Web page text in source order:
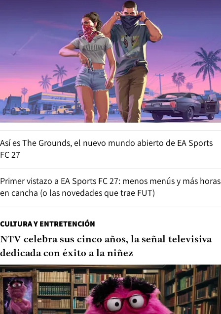
Así es The Grounds, el nuevo mundo abierto de EA Sports
FC 27
Primer vistazo a EA Sports FC 27: menos menús y más horas
en cancha (o las novedades que trae FUT)
CULTURA Y ENTRETENCIÓN
NTV celebra sus cinco años, la señal televisiva
dedicada con éxito a la niñez